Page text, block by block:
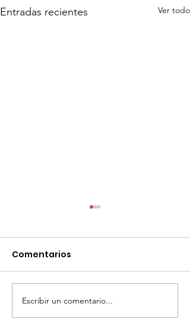
Entradas recientes Ver todo
TourTravelynByFraveo
participó en la
Comentarios
Escribir un comentario...